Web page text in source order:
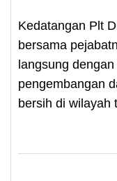
Kedatangan Plt
bersama
langsung
pengembangan
bersih di wilayah